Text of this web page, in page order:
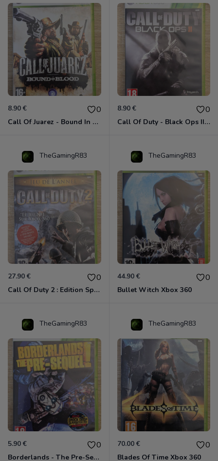
8.90 € 0
Call Of Juarez - Bound In Blood Xbox 360
8.90 € 0
Call Of Duty - Black Ops II Xbox 360
TheGamingR83
27.90 € 0
Call Of Duty 2 : Edition Spéciale Xbox 360 GOTY
TheGamingR83
44.90 € 0
Bullet Witch Xbox 360
TheGamingR83
5.90 € 0
Borderlands - The Pre-Sequel ! Xbox 360
TheGamingR83
70.00 € 0
Blades Of Time Xbox 360